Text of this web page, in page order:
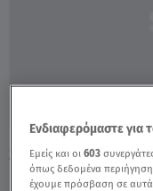
Stars System
Προβλέψεις
Ενδιαφερόμαστε για
Εμείς και οι603
όπως δεδομένα
έχουμε πρόσβαση σε